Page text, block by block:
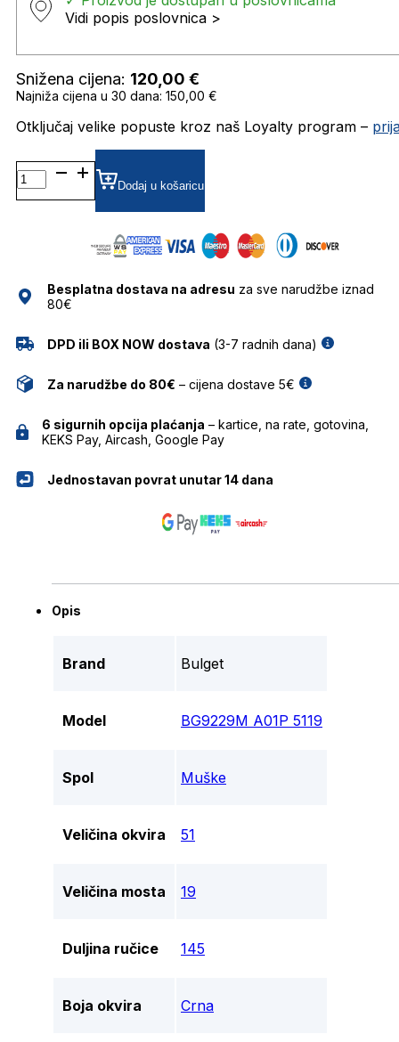
Vidi popis poslovnica >
Snižena cijena: 120,00 €
Najniža cijena u 30 dana: 150,00 €
Otključaj velike popuste kroz naš Loyalty program –
BG9229M
A01P
5119
Dodaj u košaricu
Besplatna dostava na adresu za sve narudžbe iznad
80€
DPD ili BOX NOW dostava (3-7 radnih dana)
Za narudžbe do 80€ – cijena dostave 5€
6 sigurnih opcija plaćanja – kartice, na rate, gotovina,
KEKS Pay, Aircash, Google Pay
Jednostavan povrat unutar 14 dana
Opis
Brand Bulget
Model BG9229M A01P 5119
Spol Muške
Veličina okvira 51
Veličina mosta 19
Duljina ručice 145
Boja okvira Crna